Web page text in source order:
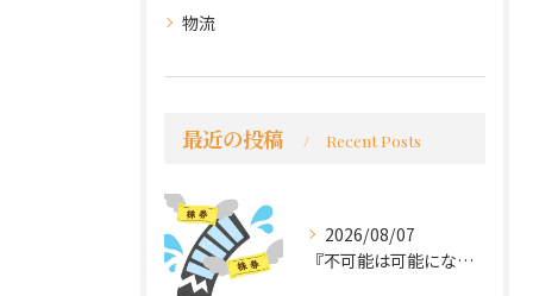
物流
最近の投稿 Recent Posts
2026/08/07
『不可能は可能になる』